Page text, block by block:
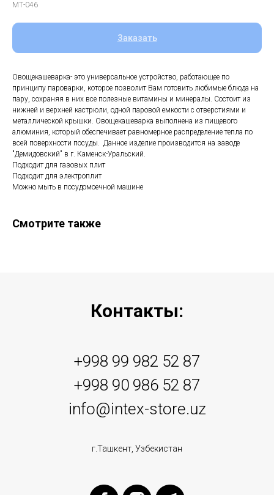
МТ-046
Заказать
Овощекашеварка- это универсальное устройство, работающее по
принципу пароварки, которое позволит Вам готовить любимые блюда на
пару, сохраняя в них все полезные витамины и минералы. Состоит из
нижней и верхней кастрюли, одной паровой емкости с отверстиями и
металлической крышки. Овощекашеварка выполнена из пищевого
алюминия, который обеспечивает равномерное распределение тепла по
всей поверхности посуды. Данное изделие производится на заводе
"Демидовский" в г. Каменск-Уральский.
Подходит для газовых плит
Подходит для электроплит
Можно мыть в посудомоечной машине
Смотрите также
Контакты:
+998 99 982 52 87
+998 90 986 52 87
info@intex-store.uz
г.Ташкент, Узбекистан